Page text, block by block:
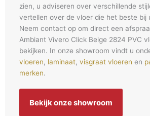
zien, u adviseren over verschillende
vertellen over de vloer die het beste bij
Neem contact op om direct een
Ambiant Vivero Click Beige 2824 PVC
bekijken. In onze showroom vindt u
vloeren, laminaat, visgraat vloeren en
merken.
Bekijk onze showroom